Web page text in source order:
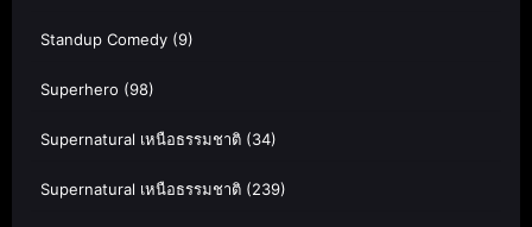
Standup Comedy (9)
Superhero (98)
Supernatural เหนือธรรมชาติ (34)
Supernatural เหนือธรรมชาติ (239)